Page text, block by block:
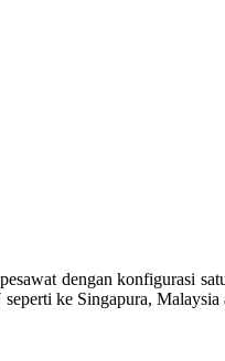
dengan konfigurasi
ke Singapura, Malaysia